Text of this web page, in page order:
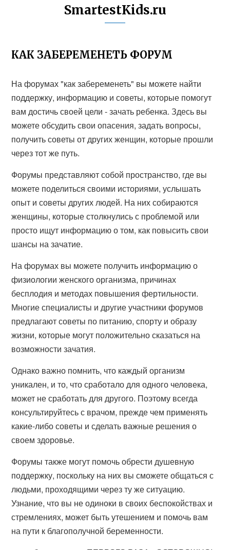
SmartestKids.ru
КАК ЗАБЕРЕМЕНЕТЬ ФОРУМ
На форумах "как забеременеть" вы можете найти
поддержку, информацию и советы, которые помогут
вам достичь своей цели - зачать ребенка. Здесь вы
можете обсудить свои опасения, задать вопросы,
получить советы от других женщин, которые прошли
через тот же путь.
Форумы представляют собой пространство, где вы
можете поделиться своими историями, услышать
опыт и советы других людей. На них собираются
женщины, которые столкнулись с проблемой или
просто ищут информацию о том, как повысить свои
шансы на зачатие.
На форумах вы можете получить информацию о
физиологии женского организма, причинах
бесплодия и методах повышения фертильности.
Многие специалисты и другие участники форумов
предлагают советы по питанию, спорту и образу
жизни, которые могут положительно сказаться на
возможности зачатия.
Однако важно помнить, что каждый организм
уникален, и то, что сработало для одного человека,
может не сработать для другого. Поэтому всегда
консультируйтесь с врачом, прежде чем применять
какие-либо советы и сделать важные решения о
своем здоровье.
Форумы также могут помочь обрести душевную
поддержку, поскольку на них вы сможете общаться с
людьми, проходящими через ту же ситуацию.
Узнание, что вы не одиноки в своих беспокойствах и
стремлениях, может быть утешением и помочь вам
на пути к благополучной беременности.